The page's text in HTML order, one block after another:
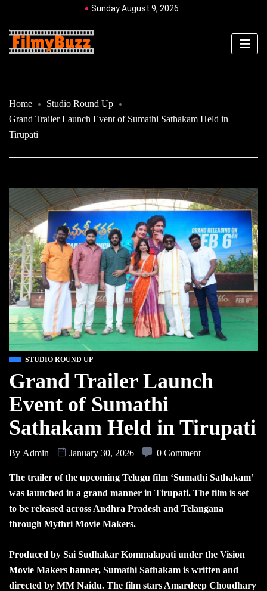
Sunday August 9, 2026
Home
Studio Round Up
Grand Trailer Launch Event of Sumathi Sathakam Held in
Tirupati
STUDIO ROUND UP
Grand Trailer Launch
Event of Sumathi
Sathakam Held in Tirupati
By Admin January 30, 2026 0 Comment
The trailer of the upcoming Telugu film ‘Sumathi Sathakam’
was launched in a grand manner in Tirupati. The film is set
to be released across Andhra Pradesh and Telangana
through Mythri Movie Makers.
Produced by Sai Sudhakar Kommalapati under the Vision
Movie Makers banner, Sumathi Sathakam is written and
directed by MM Naidu. The film stars Amardeep Choudhary